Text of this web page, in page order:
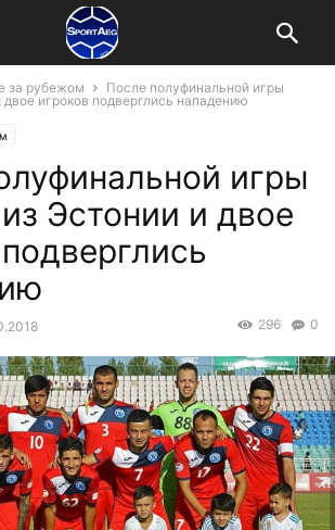
за рубежом
После полуфинальной игры
двое игроков подверглись нападению
игры
Эстонии и двое
0
296